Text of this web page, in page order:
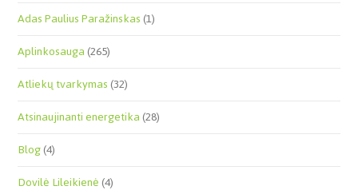
Adas Paulius Paražinskas(1)
Aplinkosauga(265)
Atliekų tvarkymas(32)
Atsinaujinanti energetika(28)
Blog(4)
Dovilė Lileikienė(4)